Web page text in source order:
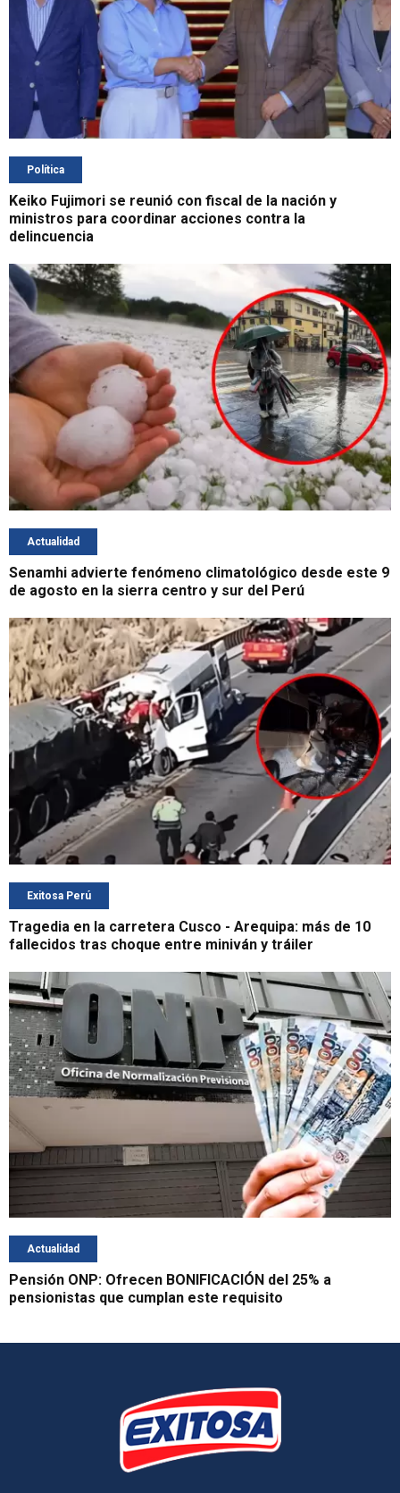
Política
Keiko Fujimori se reunió con fiscal de la nación y
ministros para coordinar acciones contra la
delincuencia
Actualidad
Senamhi advierte fenómeno climatológico desde este 9
de agosto en la sierra centro y sur del Perú
Exitosa Perú
Tragedia en la carretera Cusco - Arequipa: más de 10
fallecidos tras choque entre miniván y tráiler
Actualidad
Pensión ONP: Ofrecen BONIFICACIÓN del 25% a
pensionistas que cumplan este requisito